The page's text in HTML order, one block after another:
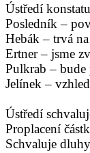
Ústředí
Posledník –
Hebák – trvá
Ertner – jsme
Pulkrab –
Jelínek –
Ústředí
Proplacení
Schvaluje